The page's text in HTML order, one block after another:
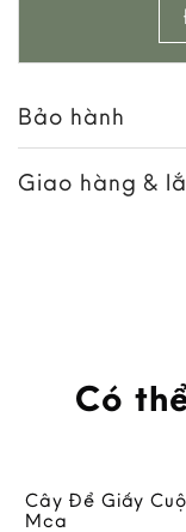
Bảo hành
Giao hàng &
Có
Cây Để Giấy
Mca